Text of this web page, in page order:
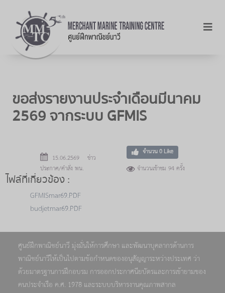
ขอส่งรายงานประจำเดือนมีนาคม
2569 จากระบบ GFMIS
15.06.2569 ข่าว
ประกาศ/คำสั่ง พน.
จำนวน0Like
จำนวนเข้าชม 94 ครั้ง
ไฟล์ที่เกี่ยวข้อง :
GFMISmar69.PDF
budjetmar69.PDF
ศูนย์ฝึกพาณิชย์นาวี มุ่งมั่นให้การศึกษา และพัฒนาบุคลากรด้านการ
พาณิชย์นาวีให้เป็นไปตามข้อกำหนดของอนุสัญญาระหว่างประเทศ ว่า
ด้วยมาตรฐานการฝึกอบรม การออกประกาศนียบัตรและการเข้ายามของ
คนประจำเรือ ค.ศ. 1978 และระบบบริหารงานคุณภาพสากล